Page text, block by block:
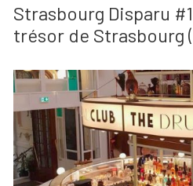
Strasbourg Disparu
trésor de Strasbourg